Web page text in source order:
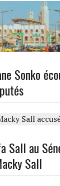
Sonko
Sall au
Sall